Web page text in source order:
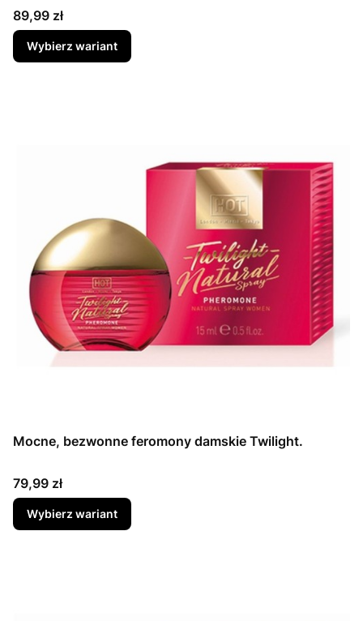
Cena
89,99 zł
Wybierz wariant
Mocne, bezwonne feromony damskie Twilight.
Cena
79,99 zł
Wybierz wariant